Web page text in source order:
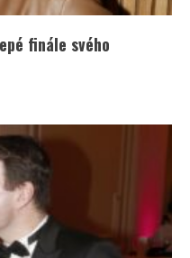
finále svého